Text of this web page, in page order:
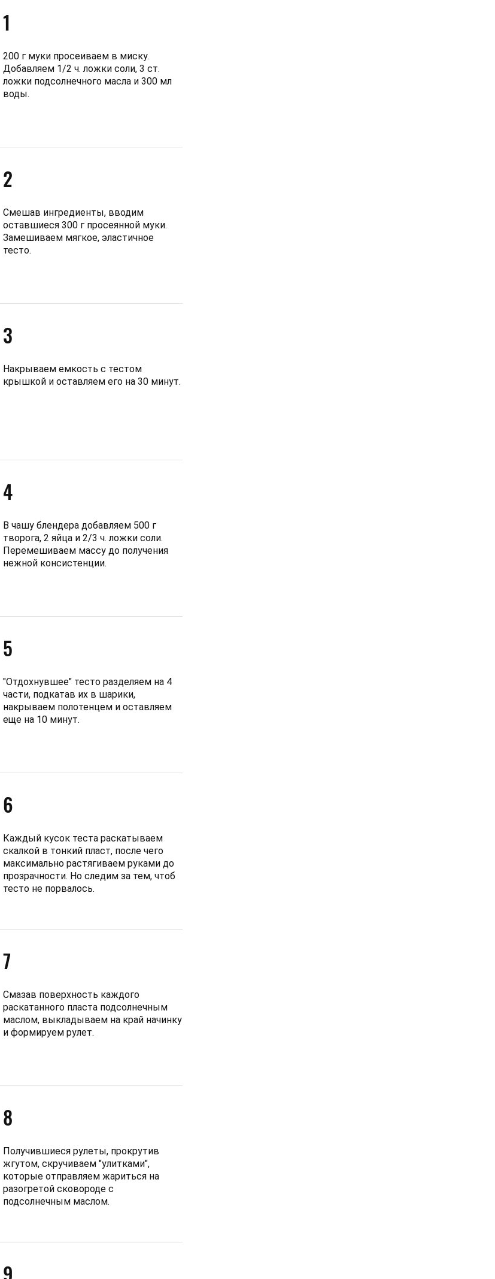
1
200 г муки просеиваем в миску.
Добавляем 1/2 ч. ложки соли, 3 ст.
ложки подсолнечного масла и 300 мл
воды.
2
Смешав ингредиенты, вводим
оставшиеся 300 г просеянной муки.
Замешиваем мягкое, эластичное
тесто.
3
Накрываем емкость с тестом
крышкой и оставляем его на 30 минут.
4
В чашу блендера добавляем 500 г
творога, 2 яйца и 2/3 ч. ложки соли.
Перемешиваем массу до получения
нежной консистенции.
5
"Отдохнувшее" тесто разделяем на 4
части, подкатав их в шарики,
накрываем полотенцем и оставляем
еще на 10 минут.
6
Каждый кусок теста раскатываем
скалкой в тонкий пласт, после чего
максимально растягиваем руками до
прозрачности. Но следим за тем, чтоб
тесто не порвалось.
7
Смазав поверхность каждого
раскатанного пласта подсолнечным
маслом, выкладываем на край начинку
и формируем рулет.
8
Получившиеся рулеты, прокрутив
жгутом, скручиваем "улитками",
которые отправляем жариться на
разогретой сковороде с
подсолнечным маслом.
9